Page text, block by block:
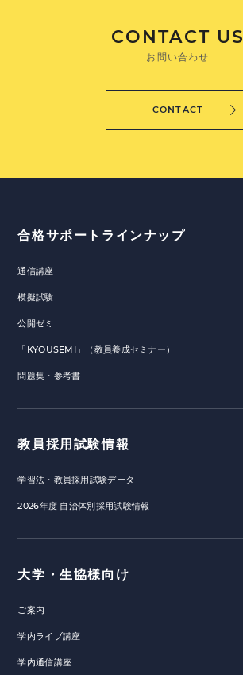
CONTACT US
お問い合わせ
CONTACT
合格サポートラインナップ
通信講座
模擬試験
公開ゼミ
「KYOUSEMI」（教員養成セミナー）
問題集・参考書
教員採用試験情報
学習法・教員採用試験データ
2026年度 自治体別採用試験情報
大学・生協様向け
ご案内
学内ライブ講座
学内通信講座